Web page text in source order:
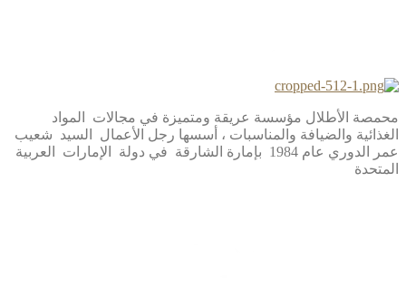
محمصة الأطلال مؤسسة عريقة ومتميزة في مجالات المواد
الغذائية والضيافة والمناسبات ، أسسها رجل الأعمال السيد شعيب
عمر الدوري عام 1984 بإمارة الشارقة في دولة الإمارات العربية
المتحدة